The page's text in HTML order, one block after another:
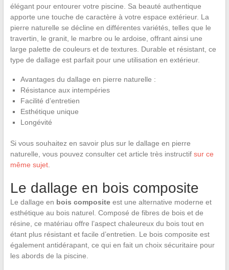
élégant pour entourer votre piscine. Sa beauté authentique
apporte une touche de caractère à votre espace extérieur. La
pierre naturelle se décline en différentes variétés, telles que le
travertin, le granit, le marbre ou le ardoise, offrant ainsi une
large palette de couleurs et de textures. Durable et résistant, ce
type de dallage est parfait pour une utilisation en extérieur.
Avantages du dallage en pierre naturelle :
Résistance aux intempéries
Facilité d’entretien
Esthétique unique
Longévité
Si vous souhaitez en savoir plus sur le dallage en pierre
naturelle, vous pouvez consulter cet article très instructif sur ce
même sujet.
Le dallage en bois composite
Le dallage en bois compositeest une alternative moderne et
esthétique au bois naturel. Composé de fibres de bois et de
résine, ce matériau offre l’aspect chaleureux du bois tout en
étant plus résistant et facile d’entretien. Le bois composite est
également antidérapant, ce qui en fait un choix sécuritaire pour
les abords de la piscine.